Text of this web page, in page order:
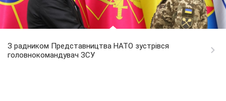
З радником Представництва НАТО зустрівся
головнокомандувач ЗСУ